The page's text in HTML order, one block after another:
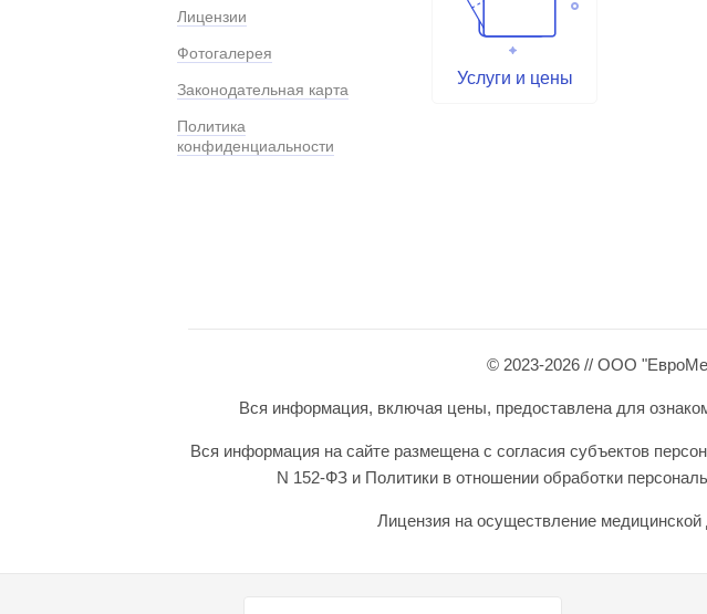
Лицензии
Фотогалерея
Законодательная карта
Политика
конфиденциальности
Услуги и цены
© 2023-2026 // ООО
Вся информация, включая цены, предоставлена для
Вся информация на сайте размещена с согласия субъектов
N 152-ФЗ и Политики в отношении обработки
Лицензия на осуществление медицинской